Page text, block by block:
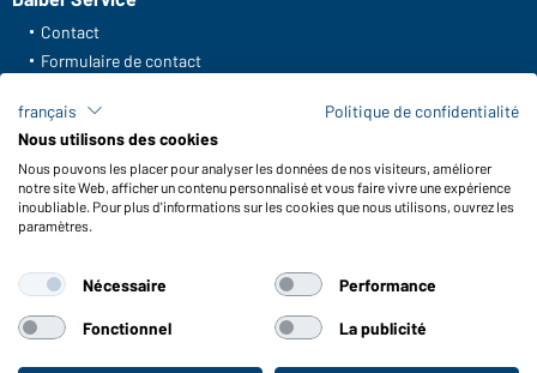
Contact
Formulaire de contact
FAQ / Manuel d' utilisation
Vérifier le stock
Reporting system according to whistleblower protection act
Fonctions et entretien
Conseils d'entretien
Tailles
Couleurs
français
Politique de confidentialité
Nous utilisons des cookies
Nous pouvons les placer pour analyser les données de nos visiteurs, améliorer
notre site Web, afficher un contenu personnalisé et vous faire vivre une expérience
inoubliable. Pour plus d'informations sur les cookies que nous utilisons, ouvrez les
paramètres.
Nécessaire Performance
Fonctionnel La publicité